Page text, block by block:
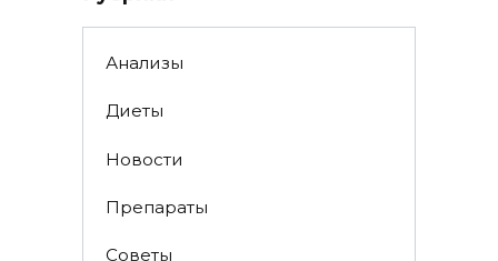
Анализы
Диеты
Новости
Препараты
Советы